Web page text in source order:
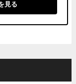
見る